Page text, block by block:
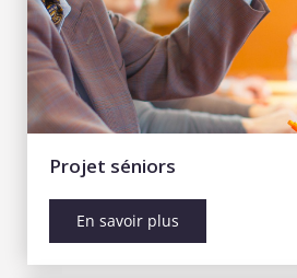
Projet séniors
En savoir plus